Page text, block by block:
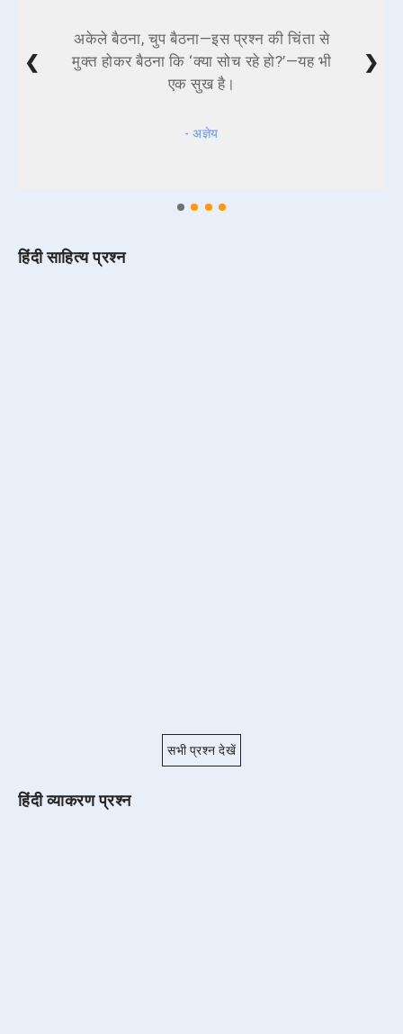
अकेले बैठना, चुप बैठना—इस प्रश्न की चिंता से
मुक्त होकर बैठना कि ‘क्या सोच रहे हो?’—यह भी
एक सुख है।
- अज्ञेय
❮ ❯
हिंदी साहित्य प्रश्न
सभी प्रश्न देखें
हिंदी व्याकरण प्रश्न